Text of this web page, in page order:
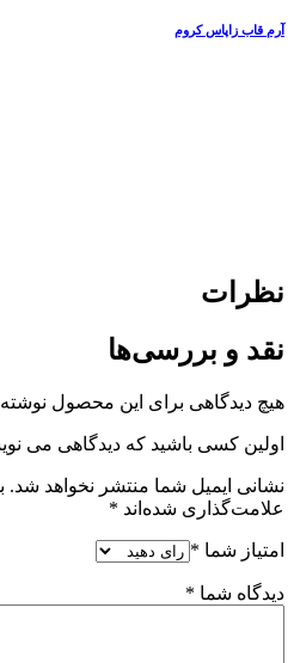
آرم قاب زاپاس کروم
نظرات
نقد و بررسی‌ها
هیچ دیدگاهی برای این محصول
اولین کسی باشید که دیدگاهی می
نشانی ایمیل شما منتشر نخواهد شد.
علامت‌گذاری شده‌اند *
امتیاز شما *
دیدگاه شما *